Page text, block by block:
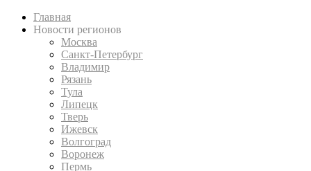
Главная
Новости регионов
Москва
Санкт-Петербург
Владимир
Рязань
Тула
Липецк
Тверь
Ижевск
Волгоград
Воронеж
Пермь